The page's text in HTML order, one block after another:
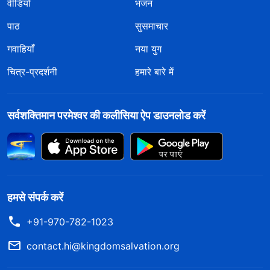
वीडियो
भजन
पाठ
सुसमाचार
गवाहियाँ
नया युग
चित्र-प्रदर्शनी
हमारे बारे में
सर्वशक्तिमान परमेश्वर की कलीसिया ऐप डाउनलोड करें
हमसे संपर्क करें
+91-970-782-1023
contact.hi@kingdomsalvation.org